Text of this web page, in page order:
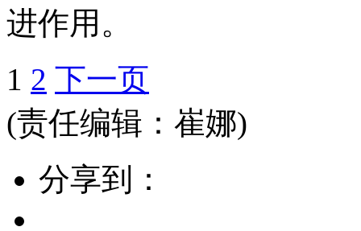
进作用。
1 2 下一页
(责任编辑：崔娜)
分享到：